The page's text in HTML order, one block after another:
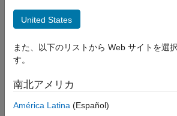
start
項目一覧
構文
入力引数
構文
説明
で表される永続
の MATLAB®セッションに接続します。
MATLAB セッションで永続性サー
United States
また、以下のリストから Web サイトを選
す。
南北アメリカ
América Latina (Español)